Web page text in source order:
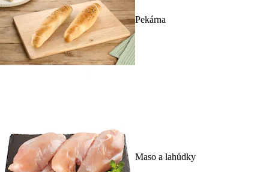
Pekárna
Maso a lahůdky